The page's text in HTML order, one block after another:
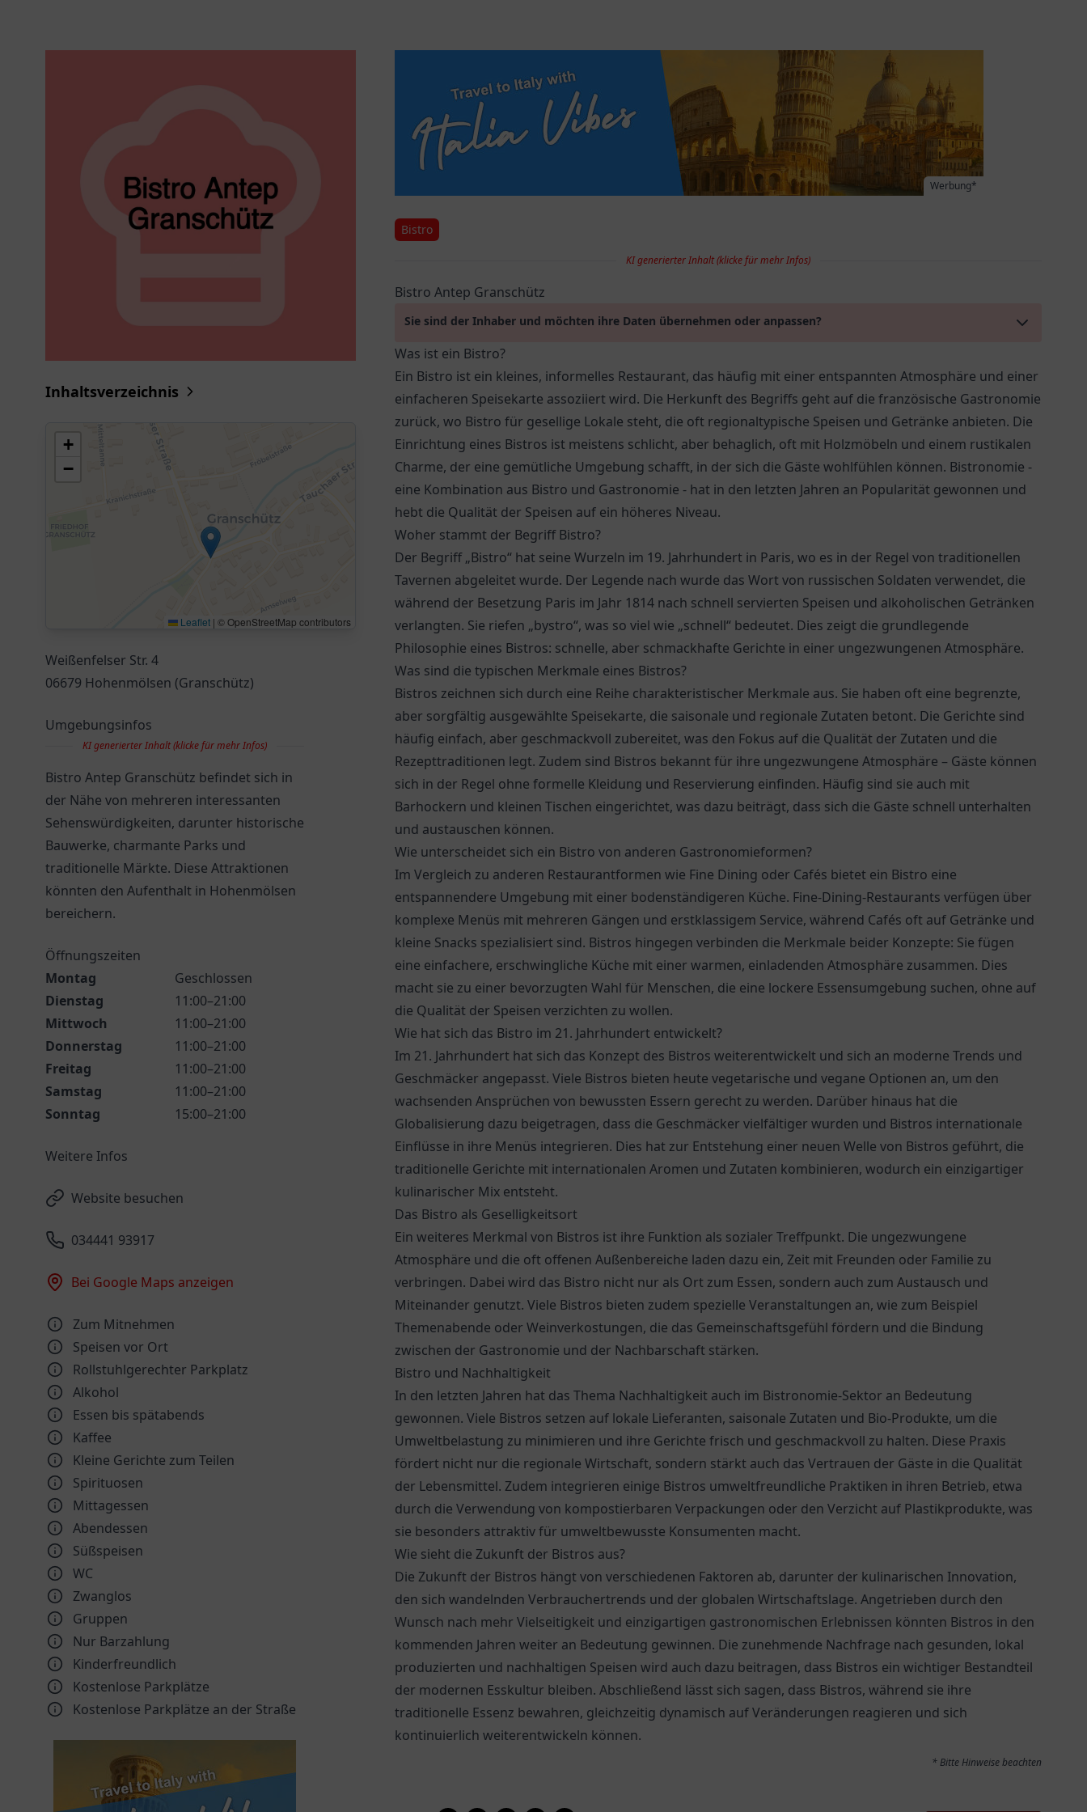
Inhaltsverzeichnis
+
−
Leaflet | © OpenStreetMap contributors
Weißenfelser Str. 4
06679 Hohenmölsen (Granschütz)
Umgebungsinfos
KI generierter Inhalt (klicke für mehr Infos)
Bistro Antep Granschütz befindet sich in
der Nähe von mehreren interessanten
Sehenswürdigkeiten, darunter historische
Bauwerke, charmante Parks und
traditionelle Märkte. Diese Attraktionen
könnten den Aufenthalt in Hohenmölsen
bereichern.
Öffnungszeiten
Montag
Geschlossen
Dienstag
11:00–21:00
Mittwoch
11:00–21:00
Donnerstag
11:00–21:00
Freitag
11:00–21:00
Samstag
11:00–21:00
Sonntag
15:00–21:00
Weitere Infos
Website besuchen
034441 93917
Bei Google Maps anzeigen
Zum Mitnehmen
Speisen vor Ort
Rollstuhlgerechter Parkplatz
Alkohol
Essen bis spätabends
Kaffee
Kleine Gerichte zum Teilen
Spirituosen
Mittagessen
Abendessen
Süßspeisen
WC
Zwanglos
Gruppen
Nur Barzahlung
Kinder­freundlich
Kostenlose Parkplätze
Kostenlose Parkplätze an der Straße
Werbung*
Bistro
KI generierter Inhalt (klicke für mehr Infos)
Bistro Antep Granschütz
Sie sind der Inhaber und möchten ihre Daten übernehmen oder anpassen?
Was ist ein Bistro?
Ein Bistro ist ein kleines, informelles Restaurant, das häufig mit einer entspannten Atmosphäre und einer
einfacheren Speisekarte assoziiert wird. Die Herkunft des Begriffs geht auf die französische Gastronomie
zurück, wo Bistro für gesellige Lokale steht, die oft regionaltypische Speisen und Getränke anbieten. Die
Einrichtung eines Bistros ist meistens schlicht, aber behaglich, oft mit Holzmöbeln und einem rustikalen
Charme, der eine gemütliche Umgebung schafft, in der sich die Gäste wohlfühlen können. Bistronomie -
eine Kombination aus Bistro und Gastronomie - hat in den letzten Jahren an Popularität gewonnen und
hebt die Qualität der Speisen auf ein höheres Niveau.
Woher stammt der Begriff Bistro?
Der Begriff „Bistro“ hat seine Wurzeln im 19. Jahrhundert in Paris, wo es in der Regel von traditionellen
Tavernen abgeleitet wurde. Der Legende nach wurde das Wort von russischen Soldaten verwendet, die
während der Besetzung Paris im Jahr 1814 nach schnell servierten Speisen und alkoholischen Getränken
verlangten. Sie riefen „bystro“, was so viel wie „schnell“ bedeutet. Dies zeigt die grundlegende
Philosophie eines Bistros: schnelle, aber schmackhafte Gerichte in einer ungezwungenen Atmosphäre.
Was sind die typischen Merkmale eines Bistros?
Bistros zeichnen sich durch eine Reihe charakteristischer Merkmale aus. Sie haben oft eine begrenzte,
aber sorgfältig ausgewählte Speisekarte, die saisonale und regionale Zutaten betont. Die Gerichte sind
häufig einfach, aber geschmackvoll zubereitet, was den Fokus auf die Qualität der Zutaten und die
Rezepttraditionen legt. Zudem sind Bistros bekannt für ihre ungezwungene Atmosphäre – Gäste können
sich in der Regel ohne formelle Kleidung und Reservierung einfinden. Häufig sind sie auch mit
Barhockern und kleinen Tischen eingerichtet, was dazu beiträgt, dass sich die Gäste schnell unterhalten
und austauschen können.
Wie unterscheidet sich ein Bistro von anderen Gastronomieformen?
Im Vergleich zu anderen Restaurantformen wie Fine Dining oder Cafés bietet ein Bistro eine
entspannendere Umgebung mit einer bodenständigeren Küche. Fine-Dining-Restaurants verfügen über
komplexe Menüs mit mehreren Gängen und erstklassigem Service, während Cafés oft auf Getränke und
kleine Snacks spezialisiert sind. Bistros hingegen verbinden die Merkmale beider Konzepte: Sie fügen
eine einfachere, erschwingliche Küche mit einer warmen, einladenden Atmosphäre zusammen. Dies
macht sie zu einer bevorzugten Wahl für Menschen, die eine lockere Essensumgebung suchen, ohne auf
die Qualität der Speisen verzichten zu wollen.
Wie hat sich das Bistro im 21. Jahrhundert entwickelt?
Im 21. Jahrhundert hat sich das Konzept des Bistros weiterentwickelt und sich an moderne Trends und
Geschmäcker angepasst. Viele Bistros bieten heute vegetarische und vegane Optionen an, um den
wachsenden Ansprüchen von bewussten Essern gerecht zu werden. Darüber hinaus hat die
Globalisierung dazu beigetragen, dass die Geschmäcker vielfältiger wurden und Bistros internationale
Einflüsse in ihre Menüs integrieren. Dies hat zur Entstehung einer neuen Welle von Bistros geführt, die
traditionelle Gerichte mit internationalen Aromen und Zutaten kombinieren, wodurch ein einzigartiger
kulinarischer Mix entsteht.
Das Bistro als Geselligkeitsort
Ein weiteres Merkmal von Bistros ist ihre Funktion als sozialer Treffpunkt. Die ungezwungene
Atmosphäre und die oft offenen Außenbereiche laden dazu ein, Zeit mit Freunden oder Familie zu
verbringen. Dabei wird das Bistro nicht nur als Ort zum Essen, sondern auch zum Austausch und
Miteinander genutzt. Viele Bistros bieten zudem spezielle Veranstaltungen an, wie zum Beispiel
Themenabende oder Weinverkostungen, die das Gemeinschaftsgefühl fördern und die Bindung
zwischen der Gastronomie und der Nachbarschaft stärken.
Bistro und Nachhaltigkeit
In den letzten Jahren hat das Thema Nachhaltigkeit auch im Bistronomie-Sektor an Bedeutung
gewonnen. Viele Bistros setzen auf lokale Lieferanten, saisonale Zutaten und Bio-Produkte, um die
Umweltbelastung zu minimieren und ihre Gerichte frisch und geschmackvoll zu halten. Diese Praxis
fördert nicht nur die regionale Wirtschaft, sondern stärkt auch das Vertrauen der Gäste in die Qualität
der Lebensmittel. Zudem integrieren einige Bistros umweltfreundliche Praktiken in ihren Betrieb, etwa
durch die Verwendung von kompostierbaren Verpackungen oder den Verzicht auf Plastikprodukte, was
sie besonders attraktiv für umweltbewusste Konsumenten macht.
Wie sieht die Zukunft der Bistros aus?
Die Zukunft der Bistros hängt von verschiedenen Faktoren ab, darunter der kulinarischen Innovation,
den sich wandelnden Verbrauchertrends und der globalen Wirtschaftslage. Angetrieben durch den
Wunsch nach mehr Vielseitigkeit und einzigartigen gastronomischen Erlebnissen könnten Bistros in den
kommenden Jahren weiter an Bedeutung gewinnen. Die zunehmende Nachfrage nach gesunden, lokal
produzierten und nachhaltigen Speisen wird auch dazu beitragen, dass Bistros ein wichtiger Bestandteil
der modernen Esskultur bleiben. Abschließend lässt sich sagen, dass Bistros, während sie ihre
traditionelle Essenz bewahren, gleichzeitig dynamisch auf Veränderungen reagieren und sich
kontinuierlich weiterentwickeln können.
* Bitte Hinweise beachten